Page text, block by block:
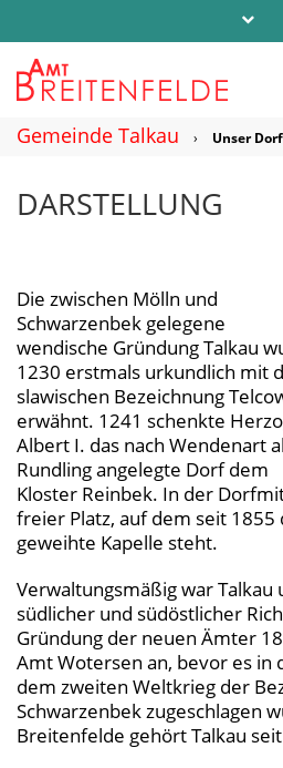
info@amt-
Gemeinde Talkau › Unser Dorf
DARSTELLUNG
Die zwischen Mölln und
Schwarzenbek gelegene
wendische Gründung Talkau
1230 erstmals urkundlich mit
slawischen Bezeichnung
erwähnt. 1241 schenkte
Albert I. das nach Wendenart
Rundling angelegte Dorf dem
Kloster Reinbek. In der
freier Platz, auf dem seit 1855
geweihte Kapelle steht.
Verwaltungsmäßig war Talkau
südlicher und südöstlicher
Gründung der neuen Ämter
Amt Wotersen an, bevor es in
dem zweiten Weltkrieg der
Schwarzenbek zugeschlagen
Breitenfelde gehört Talkau